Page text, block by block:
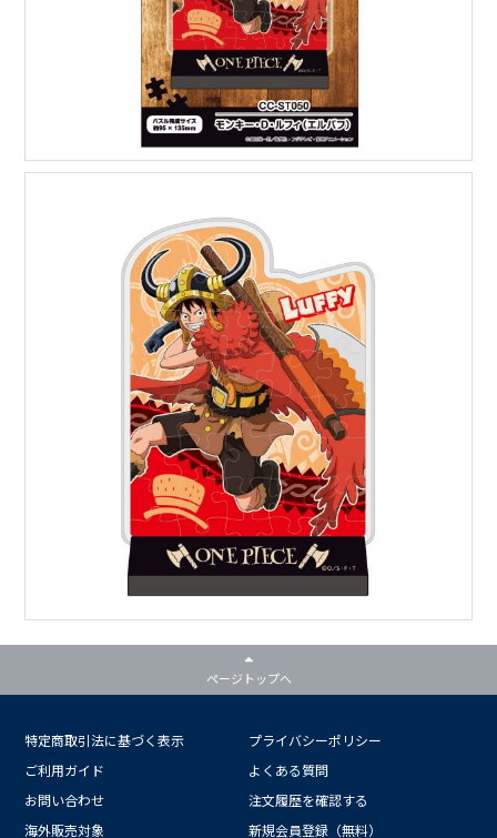
ページトップへ
特定商取引法に基づく表示
プライバシーポリシー
ご利用ガイド
よくある質問
お問い合わせ
注文履歴を確認する
海外販売対象
新規会員登録（無料）